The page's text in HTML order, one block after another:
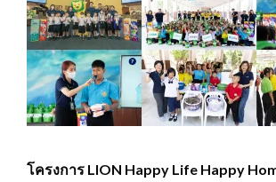
โครงการ LION Happy Life Happy